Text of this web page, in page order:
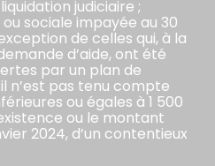
judiciaire ;
sociale impayée au 30
de celles qui, à la
d’aide, ont été
par un plan de
n’est pas tenu compte
ou égales à 1 500
ou le montant
2024, d’un contentieux